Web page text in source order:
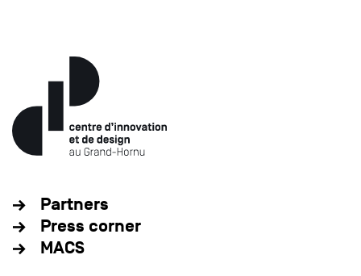
Partners
Press corner
MACS